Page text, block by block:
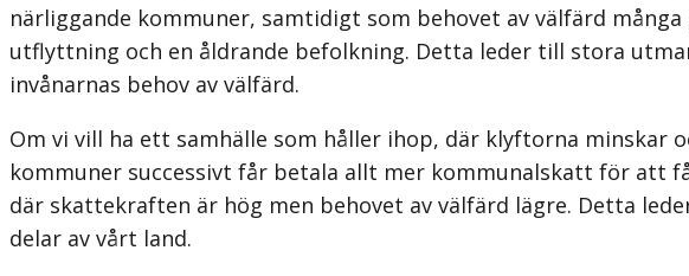
närliggande kommuner, samtidigt som behovet av välfärd
utflyttning och en åldrande befolkning. Detta leder till stora
invånarnas behov av välfärd.
Om vi vill ha ett samhälle som håller ihop, där klyftorna
kommuner successivt får betala allt mer kommunalskatt för att
där skattekraften är hög men behovet av välfärd lägre. Detta
delar av vårt land.